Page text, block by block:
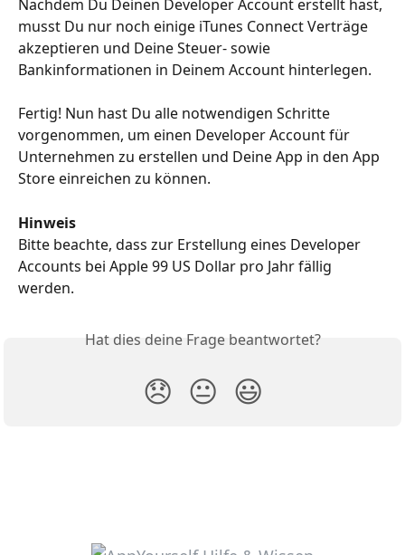
Nachdem Du Deinen Developer Account erstellt hast,
musst Du nur noch einige iTunes Connect Verträge
akzeptieren und Deine Steuer- sowie
Bankinformationen in Deinem Account hinterlegen.
Fertig! Nun hast Du alle notwendigen Schritte
vorgenommen, um einen Developer Account für
Unternehmen zu erstellen und Deine App in den App
Store einreichen zu können.
Hinweis
Bitte beachte, dass zur Erstellung eines Developer
Accounts bei Apple 99 US Dollar pro Jahr fällig
werden.
Hat dies deine Frage beantwortet?
😞 😐 😃